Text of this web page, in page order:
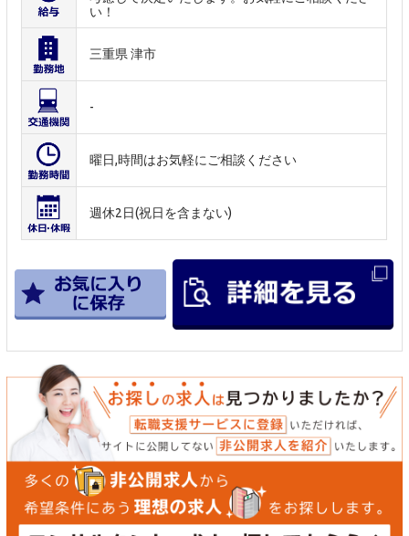
い！
三重県 津市
-
曜日,時間はお気軽にご相談ください
週休2日(祝日を含まない)